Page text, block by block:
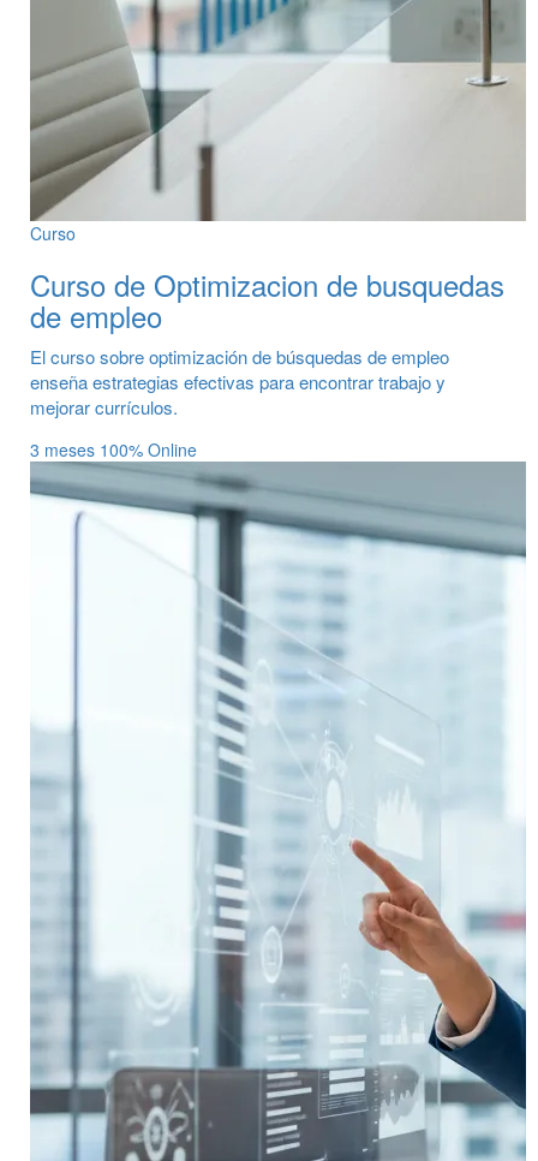
Curso
Curso de Optimizacion de busquedas
de empleo
El curso sobre optimización de búsquedas de empleo
enseña estrategias efectivas para encontrar trabajo y
mejorar currículos.
3 meses 100% Online